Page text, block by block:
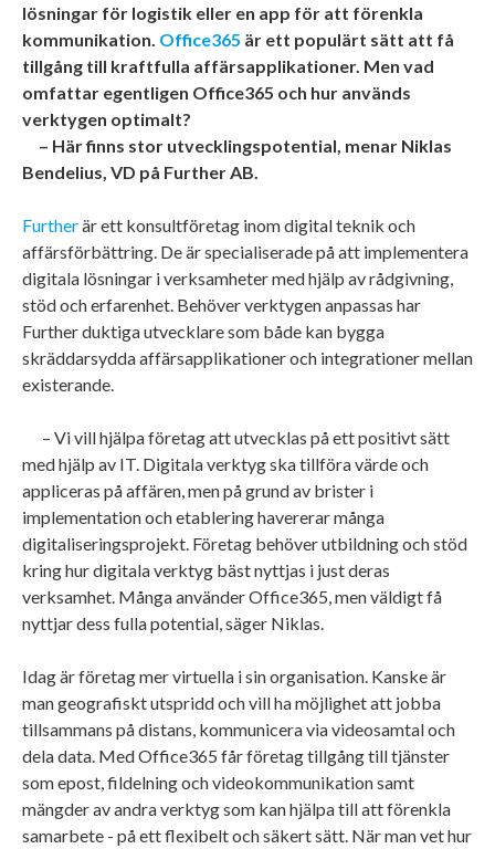
lösningar för logistik eller en app för att förenkla
kommunikation. Office365 är ett populärt sätt att få
tillgång till kraftfulla affärsapplikationer. Men vad
omfattar egentligen Office365 och hur används
verktygen optimalt?
– Här finns stor utvecklingspotential, menar Niklas
Bendelius, VD på Further AB.
Furtherär ett konsultföretag inom digital teknik och
affärsförbättring. De är specialiserade på att implementera
digitala lösningar i verksamheter med hjälp av rådgivning,
stöd och erfarenhet. Behöver verktygen anpassas har
Further duktiga utvecklare som både kan bygga
skräddarsydda affärsapplikationer och integrationer mellan
existerande.
– Vi vill hjälpa företag att utvecklas på ett positivt sätt
med hjälp av IT. Digitala verktyg ska tillföra värde och
appliceras på affären, men på grund av brister i
implementation och etablering havererar många
digitaliseringsprojekt. Företag behöver utbildning och stöd
kring hur digitala verktyg bäst nyttjas i just deras
verksamhet. Många använder Office365, men väldigt få
nyttjar dess fulla potential, säger Niklas.
Idag är företag mer virtuella i sin organisation. Kanske är
man geografiskt utspridd och vill ha möjlighet att jobba
tillsammans på distans, kommunicera via videosamtal och
dela data. Med Office365 får företag tillgång till tjänster
som epost, fildelning och videokommunikation samt
mängder av andra verktyg som kan hjälpa till att förenkla
samarbete - på ett flexibelt och säkert sätt. När man vet hur